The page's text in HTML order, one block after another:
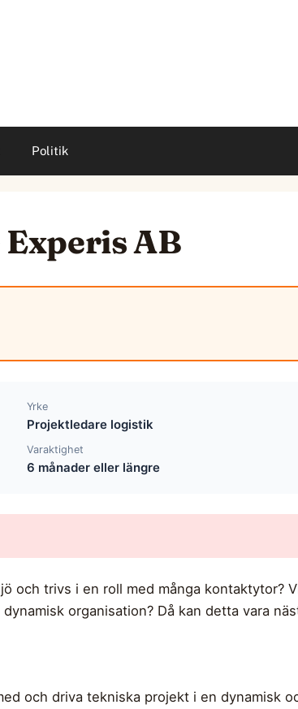
Politik
AB
Yrke
Projektledare logistik
Varaktighet
6 månader eller längre
och trivs i en roll med många kontaktytor?
organisation? Då kan detta vara
och driva tekniska projekt i en dynamisk